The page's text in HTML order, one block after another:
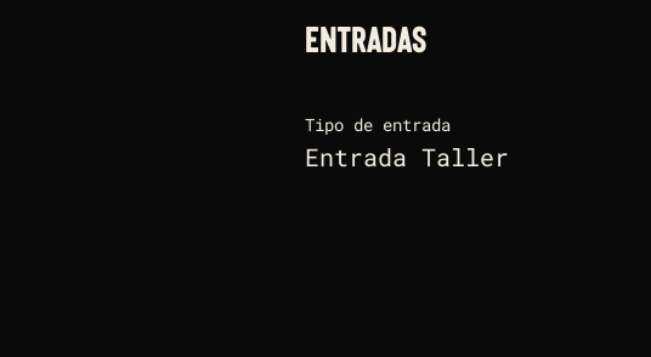
Entradas
Tipo de entrada
Entrada Taller